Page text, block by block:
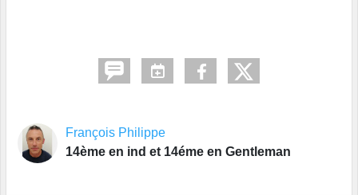
François Philippe
14ème en ind et 14éme en Gentleman